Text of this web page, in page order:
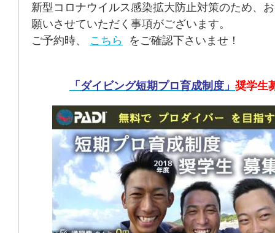
新型コロナウイルス感染拡大防止対策のため、
願いさせていただく事項がございます。
ご予約時、 こちら をご確認下さいませ！
「ダイビング短期プロ育成制度」 奨学生